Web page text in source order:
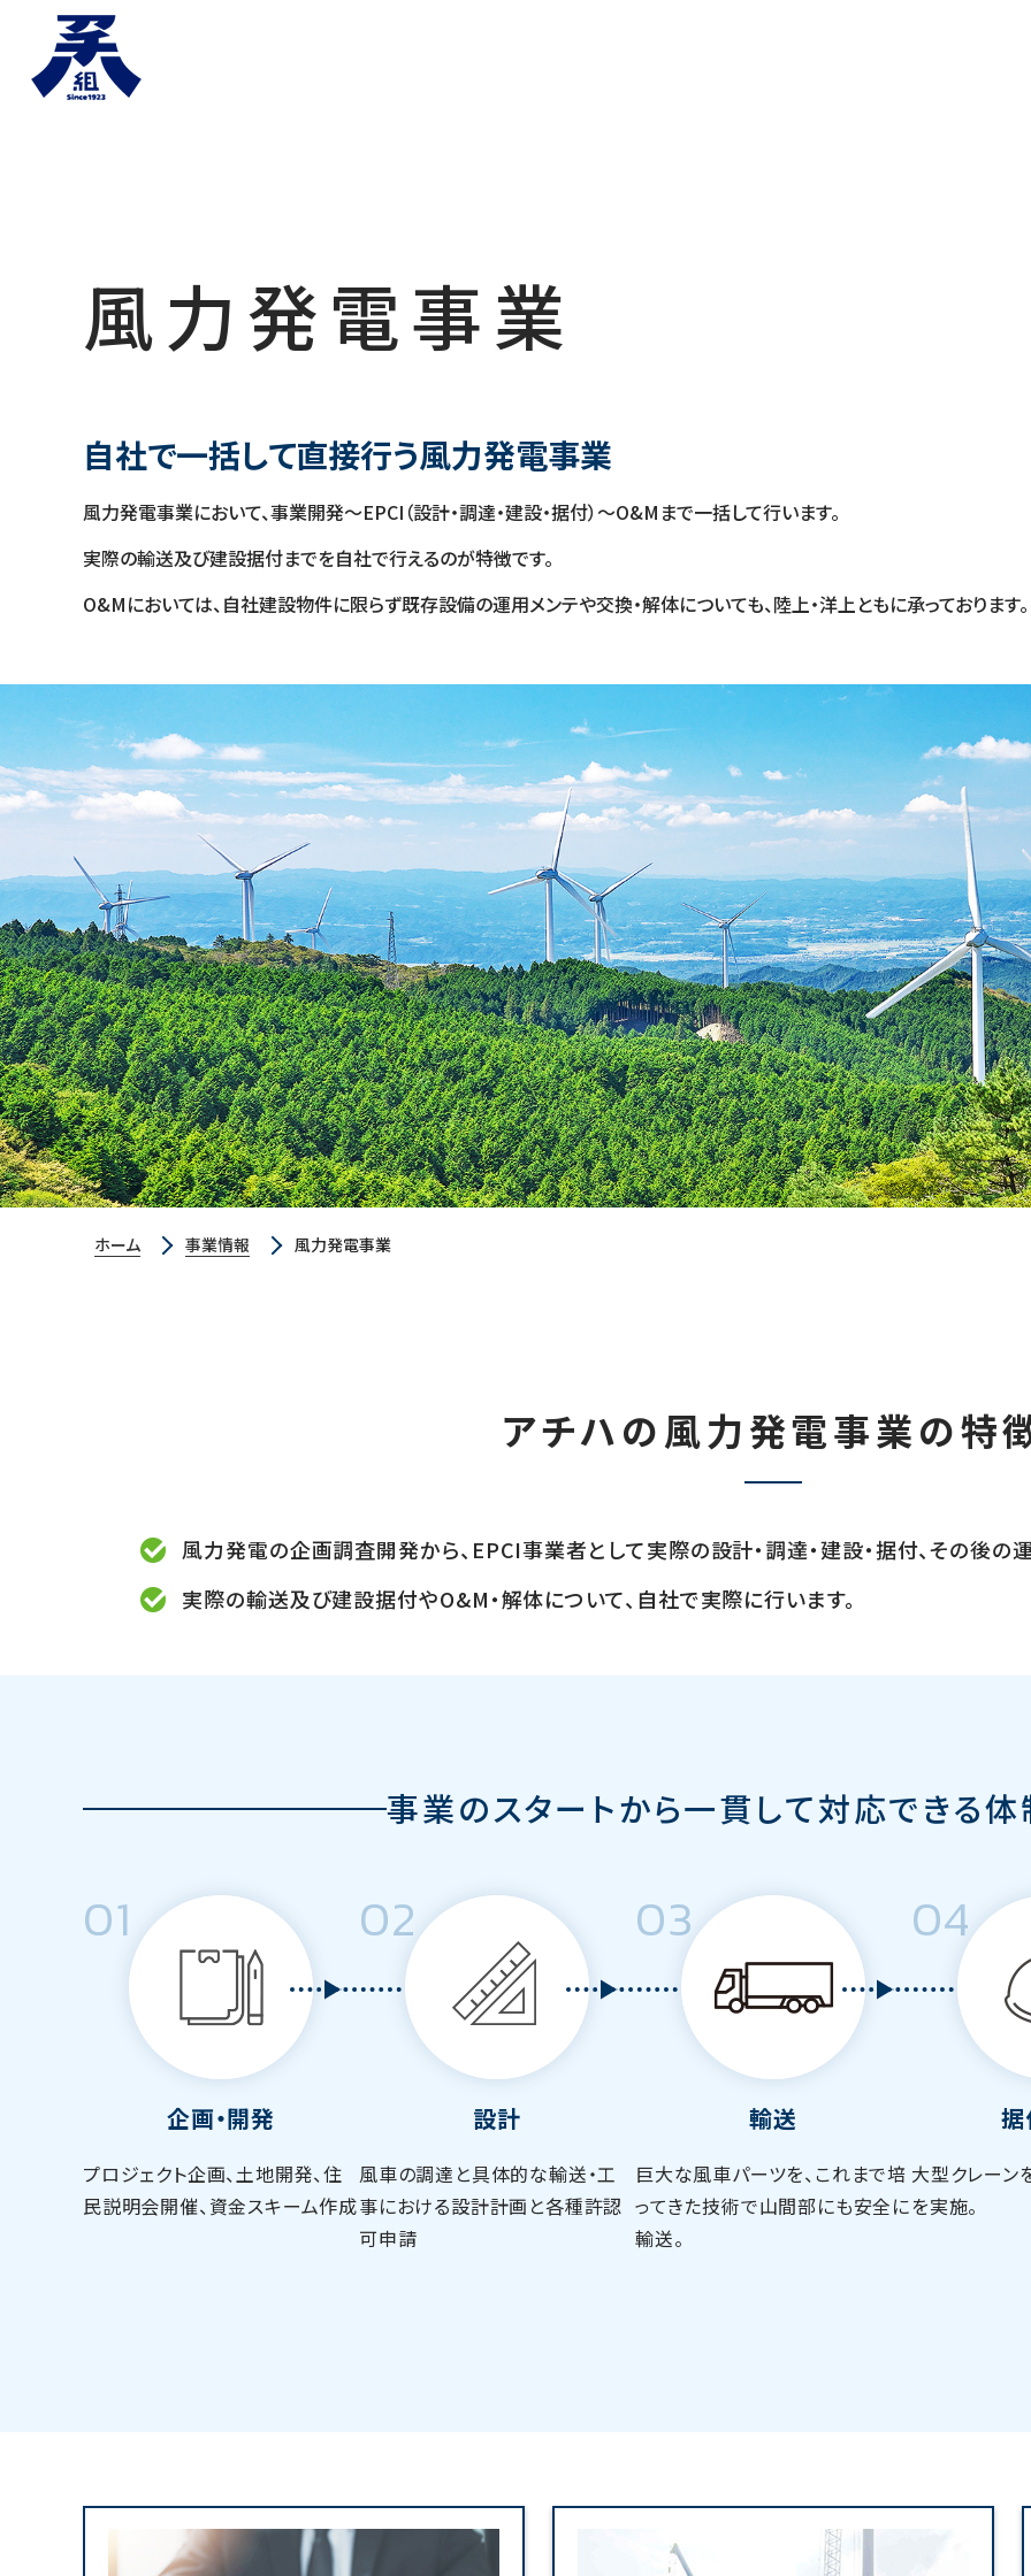
風力発電事業
自社で一括して直接行う風力発電事業
風力発電事業において、事業開発～EPCI （設計・調達・建設・据付）～O&M まで一括して行います。
実際の輸送及び建設据付までを自社で行えるのが特徴です。
O&Mにおいては、自社建設物件に限らず既存設備の運用メンテや交換・解体についても、陸上・洋上ともに承っております。
ホーム 事業情報 風力発電事業
アチハの風力発電事業の特
風力発電の企画調査開発から、 EPCI事業者として実際の設計・調達・建設・据付、その後
実際の輸送及び建設据付やO&M・解体について、自社で実際に行います。
事業のスタートから一貫して対応できる
企画・開発
プロジェクト企画、土地開発、住
民説明会開催、資金スキーム作成
設計
風車の調達と具体的な輸送・工
事における設計計画と各種許認
可申請
輸送
巨大な風車パーツを、これまで培
ってきた技術で山間部にも安全に
輸送。
大型クレーン
を実施。